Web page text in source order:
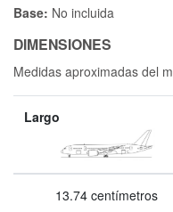
Base: No incluida
DIMENSIONES
Medidas aproximadas del
Largo
13.74 centímetros